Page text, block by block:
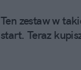
Ten zestaw w
start. Teraz